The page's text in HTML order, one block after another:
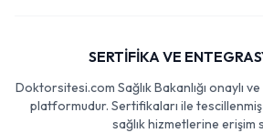
SERTİFİKA VE
Doktorsitesi.com Sağlık Bakanlığı onaylı
platformudur. Sertifikaları ile tescillenmiş
sağlık hizmetlerine erişim